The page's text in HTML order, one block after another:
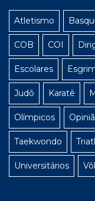
Atletismo
COB COI
Escolares
Judô Karatê
Olímpicos
Taekwondo
Universitários